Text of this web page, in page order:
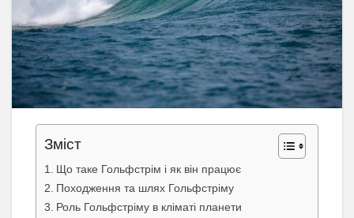
Зміст
Що таке Гольфстрім і як він працює
Походження та шлях Гольфстріму
Роль Гольфстріму в кліматі планети